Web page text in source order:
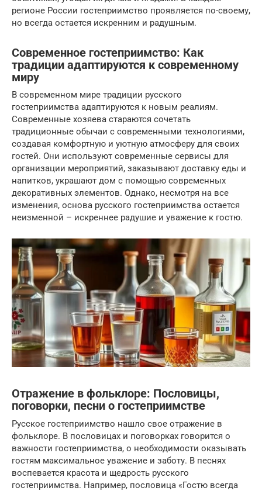
регионе России гостеприимство проявляется по-своему,
но всегда остается искренним и радушным.
Современное гостеприимство: Как
традиции адаптируются к современному
миру
В современном мире традиции русского
гостеприимства адаптируются к новым реалиям.
Современные хозяева стараются сочетать
традиционные обычаи с современными технологиями,
создавая комфортную и уютную атмосферу для своих
гостей. Они используют современные сервисы для
организации мероприятий, заказывают доставку еды и
напитков, украшают дом с помощью современных
декоративных элементов. Однако, несмотря на все
изменения, основа русского гостеприимства остается
неизменной – искреннее радушие и уважение к гостю.
Отражение в фольклоре: Пословицы,
поговорки, песни о гостеприимстве
Русское гостеприимство нашло свое отражение в
фольклоре. В пословицах и поговорках говорится о
важности гостеприимства, о необходимости оказывать
гостям максимальное уважение и заботу. В песнях
воспевается красота и щедрость русского
гостеприимства. Например, пословица «Гостю всегда